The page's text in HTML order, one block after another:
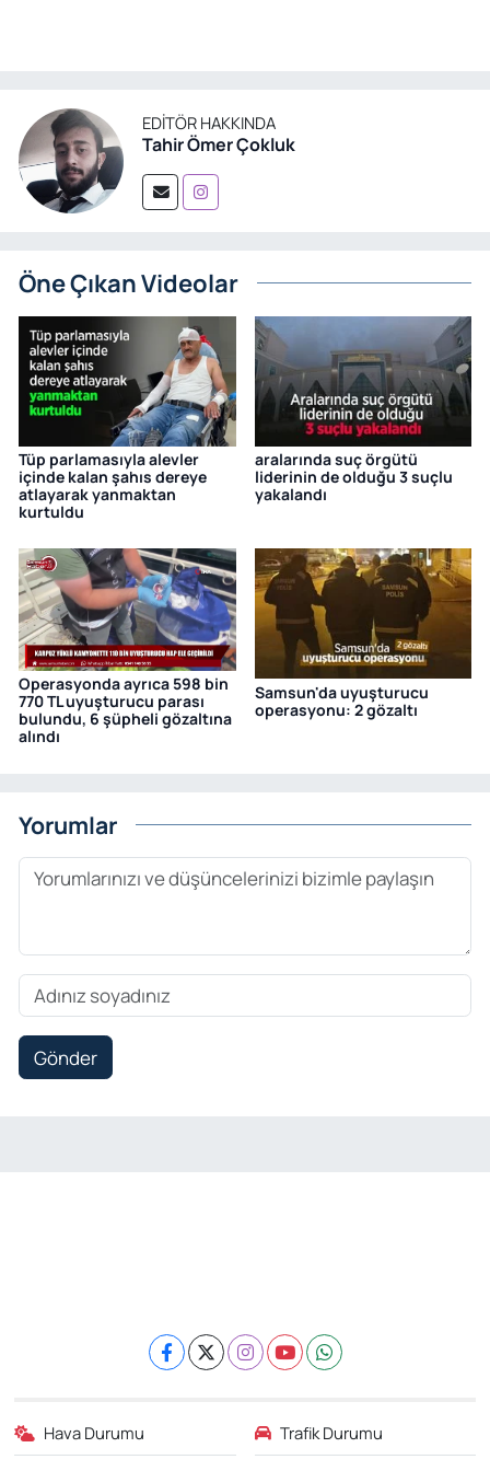
EDITÖR HAKKINDA
Tahir Ömer Çokluk
Öne Çıkan Videolar
Tüp parlamasıyla alevler
içinde kalan şahıs dereye
atlayarak yanmaktan
kurtuldu
aralarında suç örgütü
liderinin de olduğu 3 suçlu
yakalandı
Operasyonda ayrıca 598 bin
770 TL uyuşturucu parası
bulundu, 6 şüpheli gözaltına
alındı
Samsun'da uyuşturucu
operasyonu: 2 gözaltı
Yorumlar
Gönder
Hava Durumu Trafik Durumu